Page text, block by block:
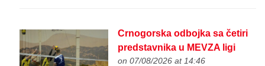
Crnogorska odbojka sa četiri
predstavnika u MEVZA ligi
on 07/08/2026 at 14:46